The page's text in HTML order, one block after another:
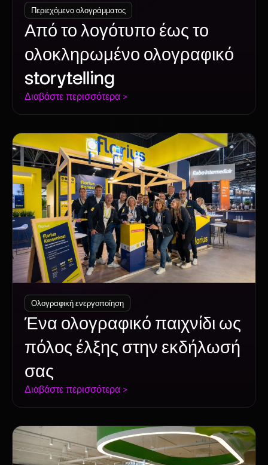
Περιεχόμενο ολογράμματος
Από το λογότυπο έως το
ολοκληρωμένο ολογραφικό
storytelling
Διαβάστε περισσότερα >
Ολογραφική ενεργοποίηση
Ένα ολογραφικό παιχνίδι ως
πόλος έλξης στην εκδήλωσή
σας
Διαβάστε περισσότερα >